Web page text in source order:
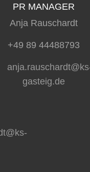
PR MANAGER
Anja Rauschardt
+49 89 44488793
gasteig.de